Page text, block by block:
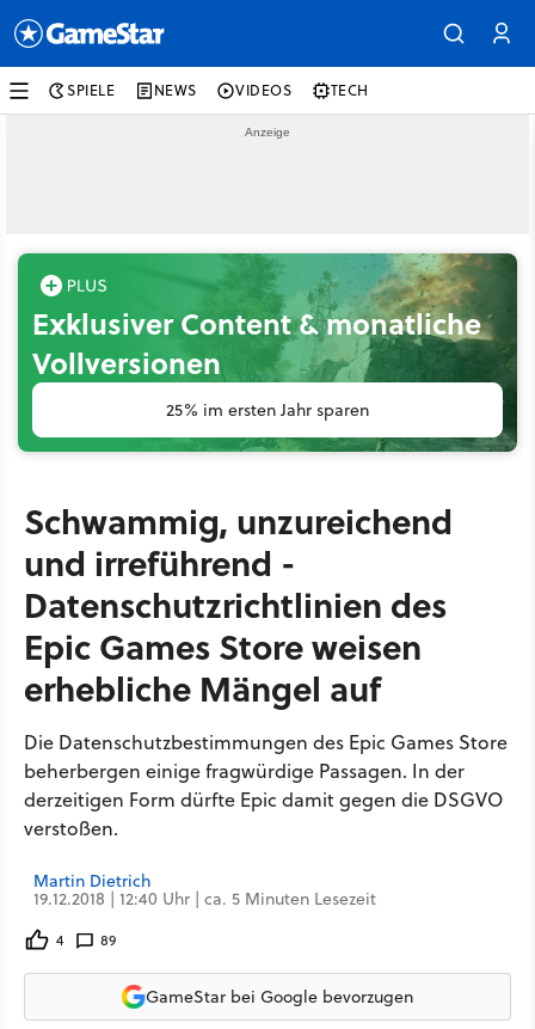
SPIELE NEWS VIDEOS TECH
Exklusiver Content & monatliche
Vollversionen
25% im ersten Jahr sparen
Schwammig, unzureichend
und irreführend -
Datenschutzrichtlinien des
Epic Games Store weisen
erhebliche Mängel auf
Die Datenschutzbestimmungen des Epic Games Store
beherbergen einige fragwürdige Passagen. In der
derzeitigen Form dürfte Epic damit gegen die DSGVO
verstoßen.
Martin Dietrich
19.12.2018 | 12:40 Uhr | ca. 5 Minuten Lesezeit
4 89
GameStar bei Google bevorzugen